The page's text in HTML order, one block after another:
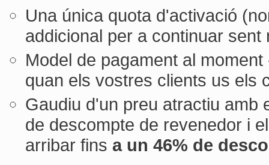
Una única quota d'activació
addicional per a continuar sent
Model de pagament al
quan els vostres clients us els
Gaudiu d'un preu atractiu amb
de descompte de revenedor i
arribar fins a un 46% de